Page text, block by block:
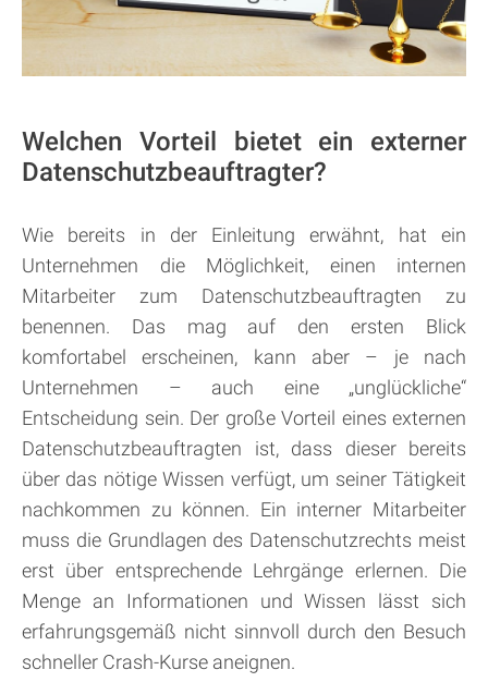
Welchen Vorteil bietet ein externer
Datenschutzbeauftragter?
Wie bereits in der Einleitung erwähnt, hat ein
Unternehmen die Möglichkeit, einen internen
Mitarbeiter zum Datenschutzbeauftragten zu
benennen. Das mag auf den ersten Blick
komfortabel erscheinen, kann aber – je nach
Unternehmen – auch eine „unglückliche“
Entscheidung sein. Der große Vorteil eines externen
Datenschutzbeauftragten ist, dass dieser bereits
über das nötige Wissen verfügt, um seiner Tätigkeit
nachkommen zu können. Ein interner Mitarbeiter
muss die Grundlagen des Datenschutzrechts meist
erst über entsprechende Lehrgänge erlernen. Die
Menge an Informationen und Wissen lässt sich
erfahrungsgemäß nicht sinnvoll durch den Besuch
schneller Crash-Kurse aneignen.